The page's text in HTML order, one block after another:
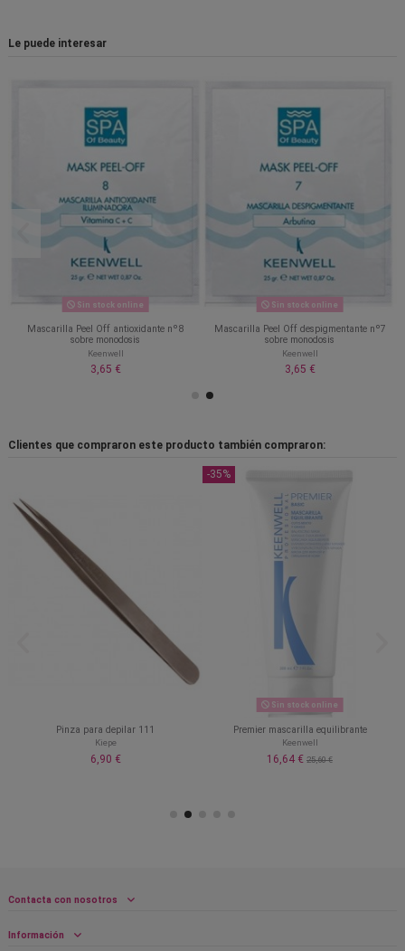
Le puede interesar
Sin stock online
Mascarilla Peel Off antioxidante nº8
sobre monodosis
Keenwell
3,65 €
Sin stock online
Mascarilla Peel Off despigmentante nº7
sobre monodosis
Keenwell
3,65 €
Clientes que compraron este producto también compraron:
Pinza para depilar 111
Kiepe
6,90 €
-35%
Sin stock online
Premier mascarilla equilibrante
Keenwell
16,64 € 25,60 €
Contacta con nosotros
Información